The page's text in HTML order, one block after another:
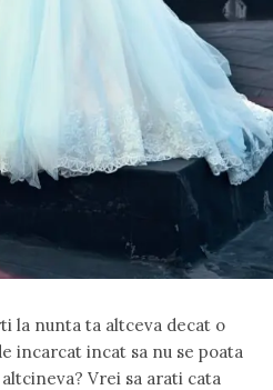
la nunta ta altceva decat o
incarcat incat sa nu se poata
Vrei sa arati cata